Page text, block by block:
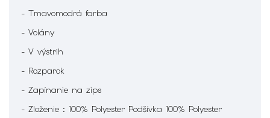
- Tmavomodrá farba
- Volány
- V výstrih
- Rozparok
- Zapínanie na zips
- Zloženie : 100% Polyester Podšívka 100% Polyester